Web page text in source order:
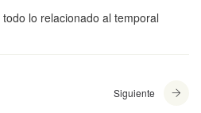
todo lo relacionado al temporal
Siguiente